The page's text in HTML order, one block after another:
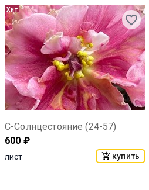
Хит
С-Солнцестояние (24-57)
600 ₽
лист купить